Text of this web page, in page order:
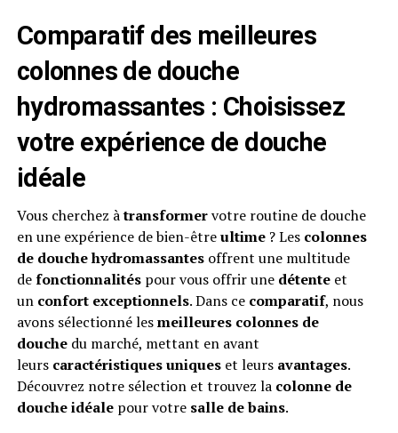
Comparatif des meilleures
colonnes de douche
hydromassantes : Choisissez
votre expérience de douche
idéale
Vous cherchez àtransformervotre routine de douche
en une expérience de bien-êtreultime? Les colonnes
de douche hydromassantesoffrent une multitude
defonctionnalitéspour vous offrir une détenteet
un confort exceptionnels. Dans ce comparatif, nous
avons sélectionné lesmeilleures colonnes de
douchedu marché, mettant en avant
leurs caractéristiques uniqueset leurs avantages.
Découvrez notre sélection et trouvez la colonne de
douche idéalepour votre salle de bains.